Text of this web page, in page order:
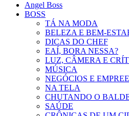
Angel Boss
BOSS
TÁ NA MODA
BELEZA E BEM-
DICAS DO CHEF
EAÍ, BORA NESSA?
LUZ, CÂMERA E
MÚSICA
NEGÓCIOS E
NA TELA
CHUTANDO O
SAÚDE